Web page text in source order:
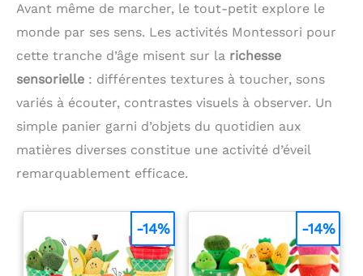
Avant même de marcher, le tout-petit explore le
monde par ses sens. Les activités Montessori pour
cette tranche d’âge misent sur la richesse
sensorielle : différentes textures à toucher, sons
variés à écouter, contrastes visuels à observer. Un
simple panier garni d’objets du quotidien aux
matières diverses constitue une activité d’éveil
remarquablement efficace.
-14% -14%